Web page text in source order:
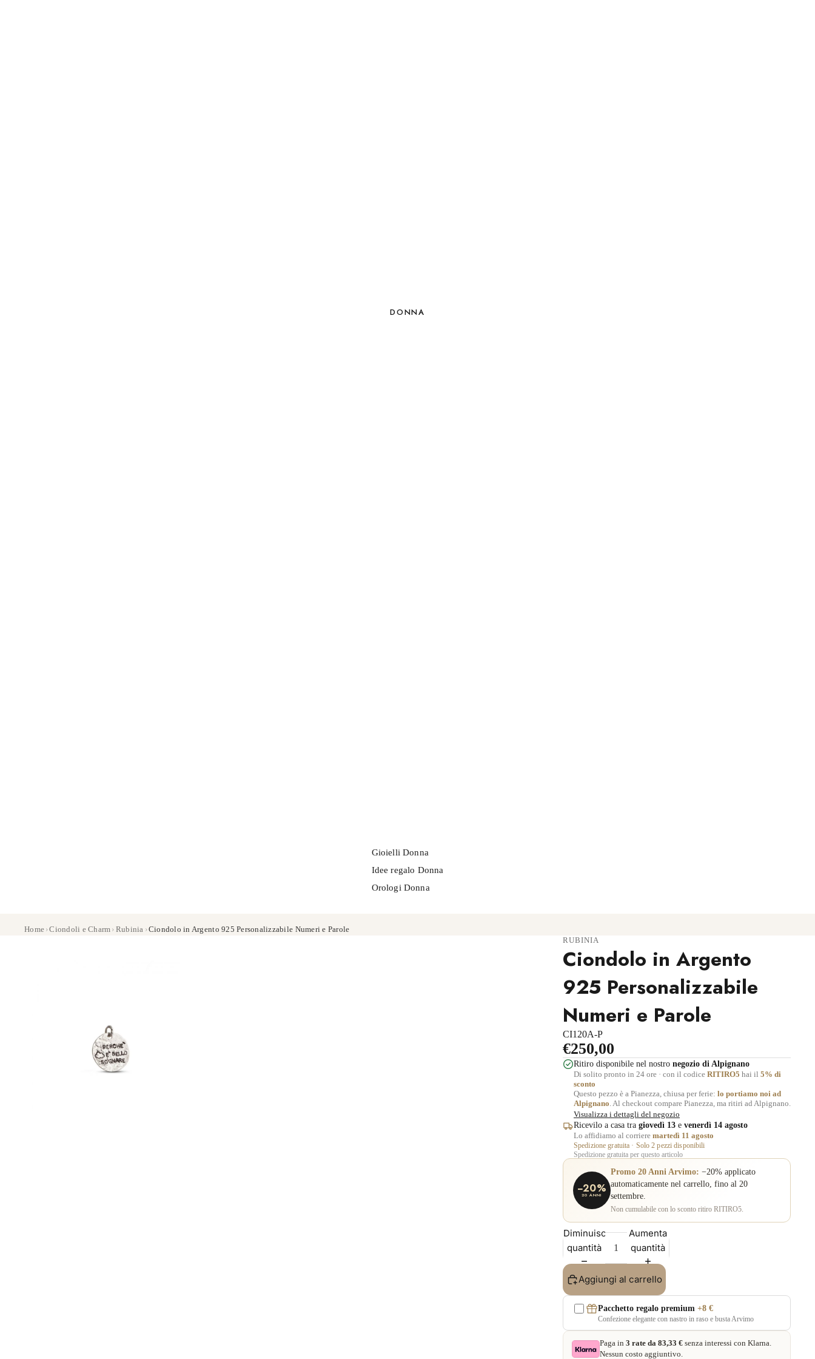
DONNA
Gioielli Donna
Idee regalo Donna
Orologi Donna
Home ›Ciondoli e Charm › Rubinia ›Ciondolo in Argento 925 Personalizzabile Numeri e Parole
RUBINIA
Ciondolo in Argento
925 Personalizzabile
Numeri e Parole
CI120A-P
€250,00
Ritiro disponibile nel nostro negozio di Alpignano
Di solito pronto in 24 ore · con il codice RITIRO5 hai il 5% di
sconto
Questo pezzo è a Pianezza, chiusa per ferie: lo portiamo noi ad
Alpignano. Al checkout compare Pianezza, ma ritiri ad Alpignano.
Visualizza i dettagli del negozio
Ricevilo a casa tra giovedì 13 e venerdì 14 agosto
Lo affidiamo al corriere martedì 11 agosto
Spedizione gratuita · Solo 2 pezzi disponibili
Spedizione gratuita per questo articolo
−20%
20 ANNI
Promo 20 Anni Arvimo: −20% applicato
automaticamente nel carrello, fino al 20
settembre.
Non cumulabile con lo sconto ritiro RITIRO5.
Diminuisci
quantità
Aumenta
quantità
Aggiungi al carrello
Pacchetto regalo premium +8 €
Confezione elegante con nastro in raso e busta Arvimo
Paga in 3 rate da 83,33 € senza interessi con Klarna.
Nessun costo aggiuntivo.